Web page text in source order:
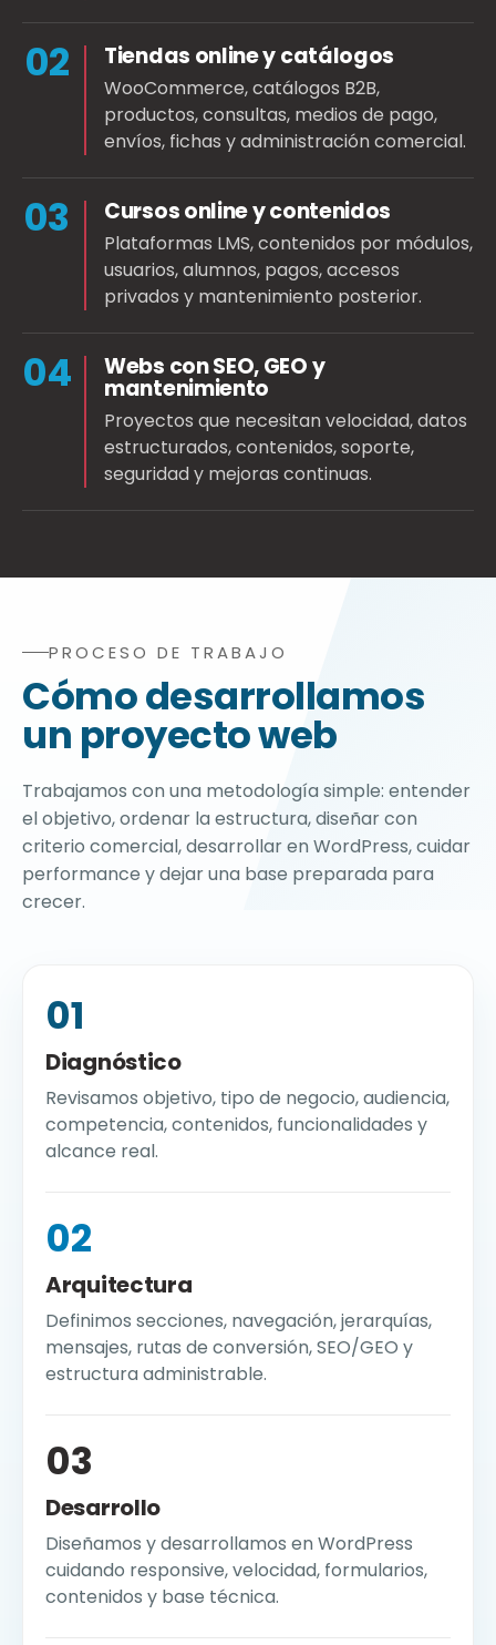
02 Tiendas online y catálogos
WooCommerce, catálogos B2B,
productos, consultas, medios de pago,
envíos, fichas y administración comercial.
03 Cursos online y contenidos
Plataformas LMS, contenidos por módulos,
usuarios, alumnos, pagos, accesos
privados y mantenimiento posterior.
04 Webs con SEO, GEO y
mantenimiento
Proyectos que necesitan velocidad, datos
estructurados, contenidos, soporte,
seguridad y mejoras continuas.
Proceso de agencia de diseño web WordPress:
PROCESO DE TRABAJO
Cómo desarrollamos
un proyecto web
Trabajamos con una metodología simple: entender
el objetivo, ordenar la estructura, diseñar con
criterio comercial, desarrollar en WordPress, cuidar
performance y dejar una base preparada para
crecer.
01
Diagnóstico
Revisamos objetivo, tipo de negocio, audiencia,
competencia, contenidos, funcionalidades y
alcance real.
02
Arquitectura
Definimos secciones, navegación, jerarquías,
mensajes, rutas de conversión, SEO/GEO y
estructura administrable.
03
Desarrollo
Diseñamos y desarrollamos en WordPress
cuidando responsive, velocidad, formularios,
contenidos y base técnica.